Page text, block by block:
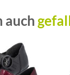
auch